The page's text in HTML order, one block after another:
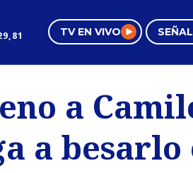
TV EN VIVO
Mujer
a
a